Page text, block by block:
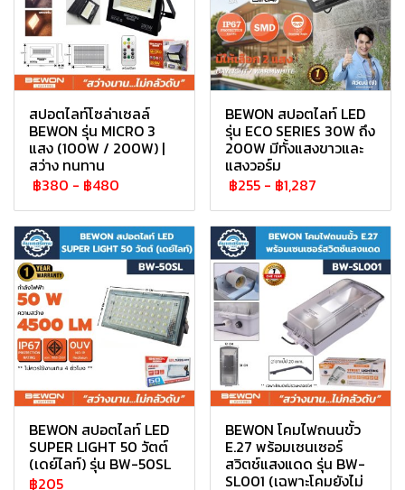
สปอตไลท์โซล่าเซลล์
BEWON รุ่น MICRO 3
แสง (100W / 200W) |
สว่าง ทนทาน
฿380 - ฿480
BEWON สปอตไลท์ LED
รุ่น ECO SERIES 30W ถึง
200W มีทั้งแสงขาวและ
แสงวอร์ม
฿255 - ฿1,287
BEWON สปอตไลท์ LED
SUPER LIGHT 50 วัตต์
(เดย์ไลท์) รุ่น BW-50SL
฿205
BEWON โคมไฟถนนขั้ว
E.27 พร้อมเซนเซอร์
สวิตช์แสงแดด รุ่น BW-
SL001 (เฉพาะโคมยังไม่